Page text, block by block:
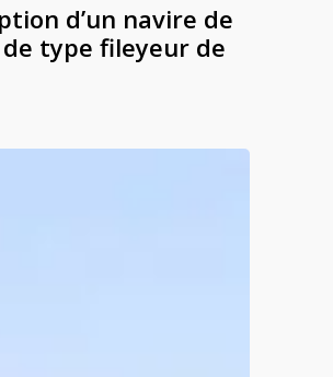
d’un navire de
type fileyeur de